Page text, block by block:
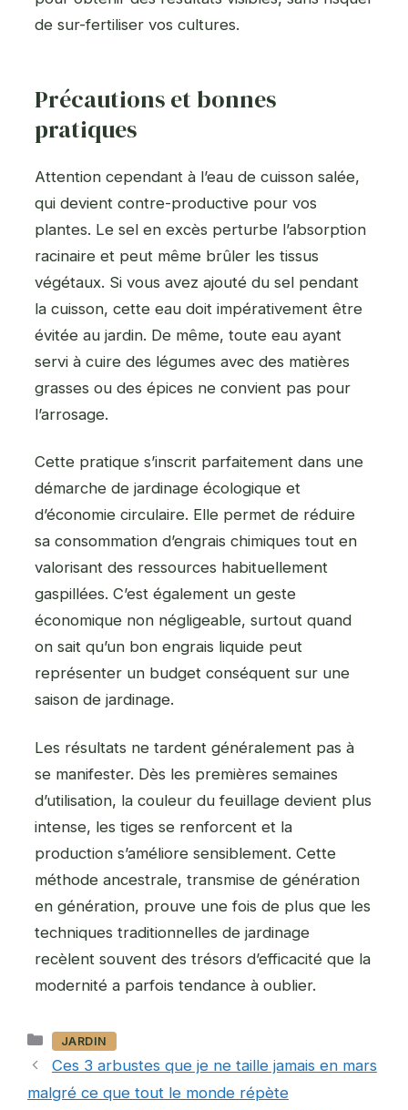
de sur-fertiliser vos cultures.
Précautions et bonnes
pratiques
Attention cependant à l’eau de cuisson salée,
qui devient contre-productive pour vos
plantes. Le sel en excès perturbe l’absorption
racinaire et peut même brûler les tissus
végétaux. Si vous avez ajouté du sel pendant
la cuisson, cette eau doit impérativement être
évitée au jardin. De même, toute eau ayant
servi à cuire des légumes avec des matières
grasses ou des épices ne convient pas pour
l’arrosage.
Cette pratique s’inscrit parfaitement dans une
démarche de jardinage écologique et
d’économie circulaire. Elle permet de réduire
sa consommation d’engrais chimiques tout en
valorisant des ressources habituellement
gaspillées. C’est également un geste
économique non négligeable, surtout quand
on sait qu’un bon engrais liquide peut
représenter un budget conséquent sur une
saison de jardinage.
Les résultats ne tardent généralement pas à
se manifester. Dès les premières semaines
d’utilisation, la couleur du feuillage devient plus
intense, les tiges se renforcent et la
production s’améliore sensiblement. Cette
méthode ancestrale, transmise de génération
en génération, prouve une fois de plus que les
techniques traditionnelles de jardinage
recèlent souvent des trésors d’efficacité que la
modernité a parfois tendance à oublier.
Catégories
JARDIN
Ces 3 arbustes que je ne taille jamais en mars
malgré ce que tout le monde répète